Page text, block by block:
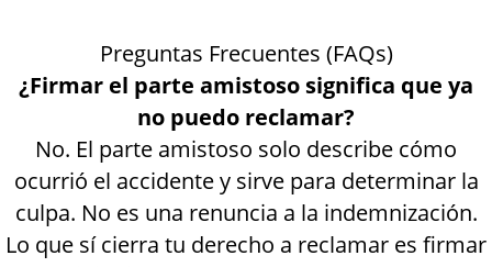
Preguntas Frecuentes (FAQs)
¿Firmar el parte amistoso significa que ya
no puedo reclamar?
No. El parte amistoso solo describe cómo
ocurrió el accidente y sirve para determinar la
culpa. No es una renuncia a la indemnización.
Lo que sí cierra tu derecho a reclamar es firmar